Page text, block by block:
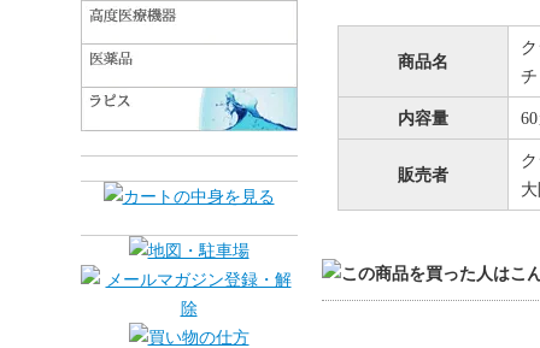
商品名
内容量
販売者